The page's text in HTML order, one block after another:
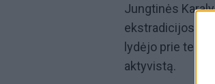
Jungtinės
ekstradicijos į
lydėjo prie
aktyvistą.